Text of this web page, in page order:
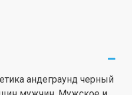
андеграунд черный